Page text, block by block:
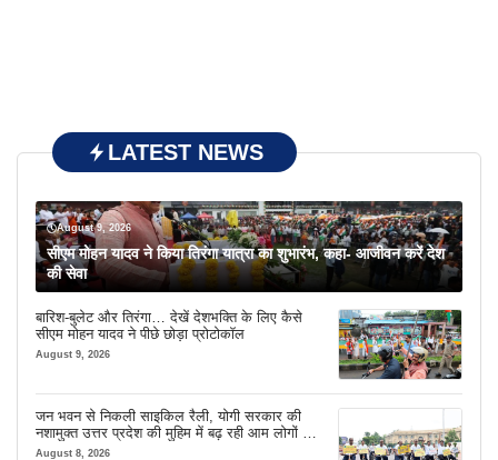
LATEST NEWS
August 9, 2026
सीएम मोहन यादव ने किया तिरंगा यात्रा का शुभारंभ, कहा- आजीवन करें देश
की सेवा
बारिश-बुलेट और तिरंगा… देखें देशभक्ति के लिए कैसे
सीएम मोहन यादव ने पीछे छोड़ा प्रोटोकॉल
August 9, 2026
जन भवन से निकली साइकिल रैली, योगी सरकार की
नशामुक्त उत्तर प्रदेश की मुहिम में बढ़ रही आम लोगों की
भागीदारी
August 8, 2026